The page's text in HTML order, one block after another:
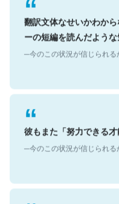
翻訳文体なせいかわか
ーの短編を読んだような
─今のこの状況が信じられ
彼もまた「努力できる
─今のこの状況が信じられ